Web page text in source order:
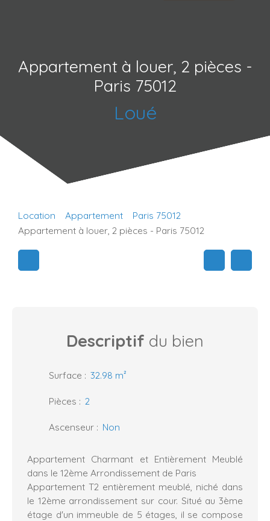
Appartement à louer, 2 pièces -
Paris 75012
Loué
Location Appartement
Paris 75012
Appartement à louer, 2 pièces - Paris 75012
Descriptif du bien
Surface : 32.98 m²
Pièces : 2
Ascenseur : Non
Appartement Charmant et Entièrement Meublé
dans le 12ème Arrondissement de Paris
Appartement T2 entièrement meublé, niché dans
le 12ème arrondissement sur cour. Situé au 3ème
étage d'un immeuble de 5 étages, il se compose